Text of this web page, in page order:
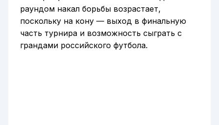
раундом накал борьбы возрастает,
поскольку на кону — выход в финальную
часть турнира и возможность сыграть с
грандами российского футбола.